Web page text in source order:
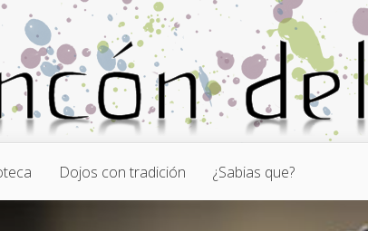
Dojos con tradición ¿Sabias que?